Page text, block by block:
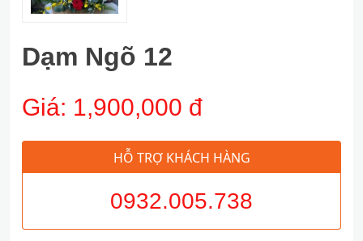
Dạm Ngõ 12
Giá: 1,900,000 đ
HỖ TRỢ KHÁCH HÀNG
0932.005.738